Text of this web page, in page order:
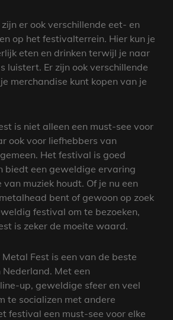
er ook verschillende eet- en
op het festivalterrein. Hier kun je
eten en drinken terwijl je naar
luistert. Er zijn ook verschillende
merchandise kunt kopen van je
is niet alleen een must-see voor
ook voor liefhebbers van
Het festival is goed
biedt een geweldige ervaring
muziek houdt. Of je nu een
bent of gewoon op zoek
festival om te bezoeken,
is zeker de moeite waard.
Fest is een van de beste
Met een
up, geweldige sfeer en veel
te socializen met andere
festival een must-see voor elke